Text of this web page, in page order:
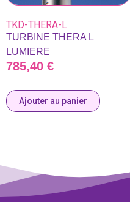
TKD-THERA-L
TURBINE THERA L
LUMIERE
785,40 €
Ajouter au panier